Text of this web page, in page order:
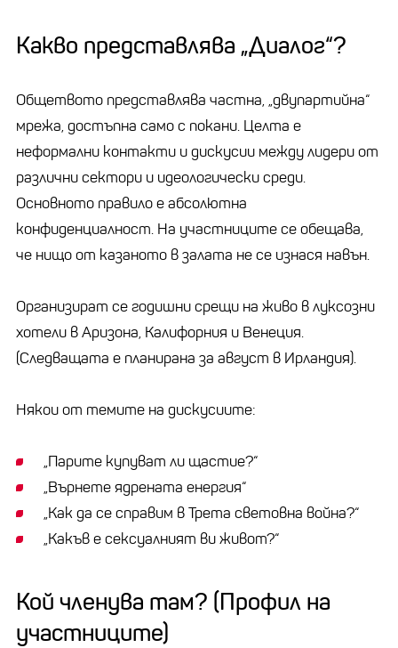
Какво представлява „Диалог“?
Общетвото представлява частна, „двупартийна“
мрежа, достъпна само с покани. Целта е
неформални контакти и дискусии между лидери от
различни сектори и идеологически среди.
Основното правило е абсолютна
конфиденциалност. На участниците се обещава,
че нищо от казаното в залата не се изнася навън.
Организират се годишни срещи на живо в луксозни
хотели в Аризона, Калифорния и Венеция.
(Следващата е планирана за август в Ирландия).
Някои от темите на дискусиите:
„Парите купуват ли щастие?“
„Върнете ядрената енергия“
„Как да се справим в Трета световна война?“
„Какъв е сексуалният ви живот?“
Кой членува там? (Профил на
участниците)